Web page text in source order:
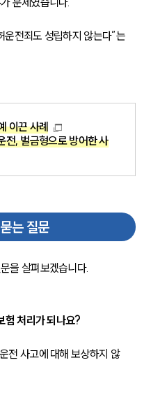
문변호사추천
도
항
그
식
담예약
운전죄도 성립하지 않는다”는
이끈 사례
전, 벌금형으로 방어한 사
는 질문
을 살펴보겠습니다.
험 처리가 되나요?
전 사고에 대해 보상하지 않